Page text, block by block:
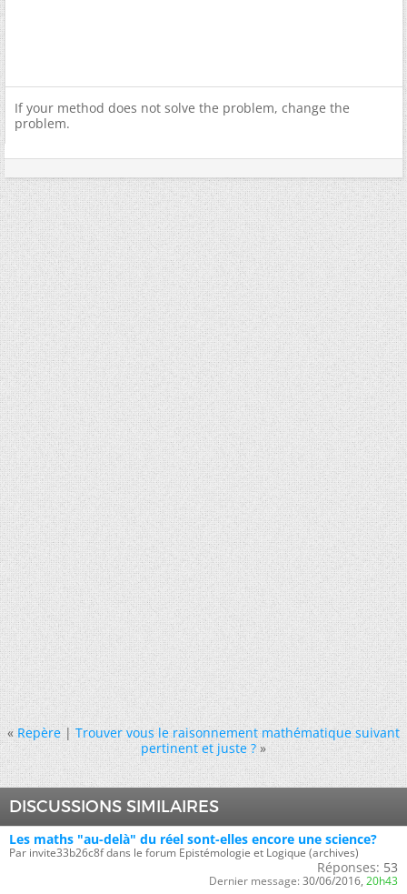
If your method does not solve the problem, change the
problem.
« Repère|Trouver vous le raisonnement mathématique suivant
pertinent et juste ? »
DISCUSSIONS SIMILAIRES
Les maths "au-delà" du réel sont-elles encore une science?
Par invite33b26c8f dans le forum Epistémologie et Logique (archives)
Réponses: 53
Dernier message: 30/06/2016, 20h43